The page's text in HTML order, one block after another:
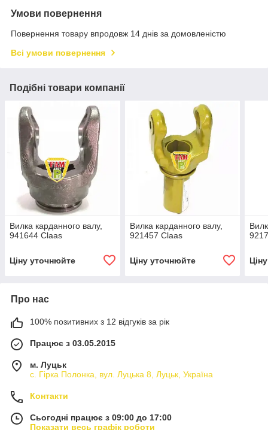
Умови повернення
Повернення товару впродовж 14 днів за домовленістю
Всі умови повернення
Подібні товари компанії
Вилка карданного валу,
941644 Claas
Ціну уточнюйте
Вилка карданного валу,
921457 Claas
Ціну уточнюйте
Про нас
100% позитивних з 12 відгуків за рік
Працює з 03.05.2015
м. Луцьк
с. Гірка Полонка, вул. Луцька 8, Луцьк, Україна
Контакти
Сьогодні працює з 09:00 до 17:00
Показати весь графік роботи